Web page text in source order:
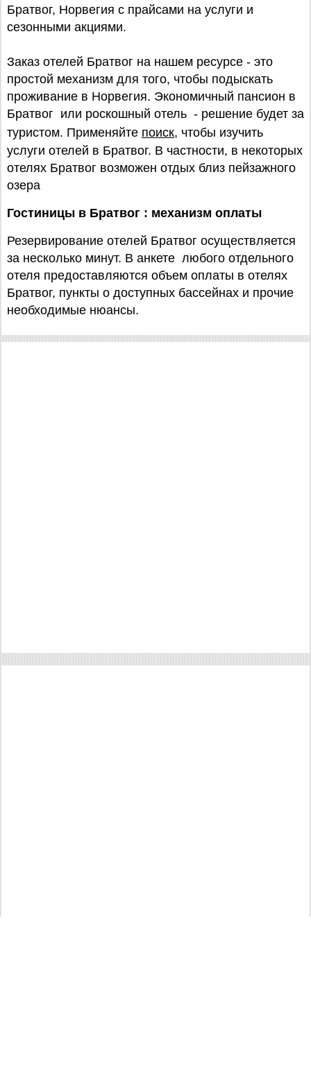
Братвог, Норвегия с прайсами на услуги и
сезонными акциями.
Заказ отелей Братвог на нашем ресурсе - это
простой механизм для того, чтобы подыскать
проживание в Норвегия. Экономичный пансион в
Братвог или роскошный отель - решение будет за
туристом. Применяйте поиск, чтобы изучить
услуги отелей в Братвог. В частности, в некоторых
отелях Братвог возможен отдых близ пейзажного
озера
Гостиницы в Братвог : механизм оплаты
Резервирование отелей Братвог осуществляется
за несколько минут. В анкете любого отдельного
отеля предоставляются объем оплаты в отелях
Братвог, пункты о доступных бассейнах и прочие
необходимые нюансы.